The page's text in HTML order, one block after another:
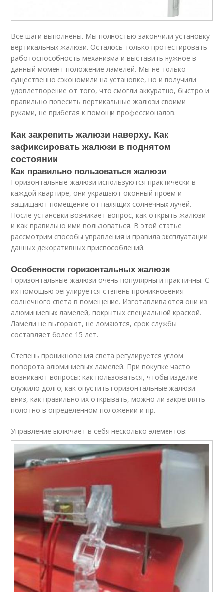
Все шаги выполнены. Мы полностью закончили установку
вертикальных жалюзи. Осталось только протестировать
работоспособность механизма и выставить нужное в
данный момент положение ламелей. Мы не только
существенно сэкономили на установке, но и получили
удовлетворение от того, что смогли аккуратно, быстро и
правильно повесить вертикальные жалюзи своими
руками, не прибегая к помощи профессионалов.
Как закрепить жалюзи наверху. Как
зафиксировать жалюзи в поднятом
состоянии
Как правильно пользоваться жалюзи
Горизонтальные жалюзи используются практически в
каждой квартире, они украшают оконный проем и
защищают помещение от палящих солнечных лучей.
После установки возникает вопрос, как открыть жалюзи
и как правильно ими пользоваться. В этой статье
рассмотрим способы управления и правила эксплуатации
данных декоративных приспособлений.
Особенности горизонтальных жалюзи
Горизонтальные жалюзи очень популярны и практичны. С
их помощью регулируется степень проникновения
солнечного света в помещение. Изготавливаются они из
алюминиевых ламелей, покрытых специальной краской.
Ламели не выгорают, не ломаются, срок службы
составляет более 15 лет.
Степень проникновения света регулируется углом
поворота алюминиевых ламелей. При покупке часто
возникают вопросы: как пользоваться, чтобы изделие
служило долго; как опустить горизонтальные жалюзи
вниз, как правильно их открывать, можно ли закреплять
полотно в определенном положении и пр.
Управление включает в себя несколько элементов: